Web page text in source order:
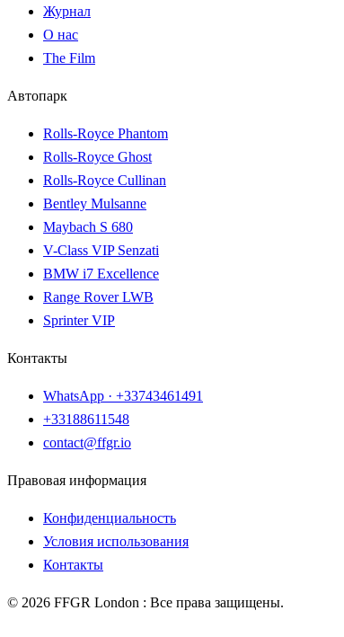
Журнал
О нас
The Film
Автопарк
Rolls-Royce Phantom
Rolls-Royce Ghost
Rolls-Royce Cullinan
Bentley Mulsanne
Maybach S 680
V-Class VIP Senzati
BMW i7 Excellence
Range Rover LWB
Sprinter VIP
Контакты
WhatsApp · +33743461491
+33188611548
contact@ffgr.io
Правовая информация
Конфиденциальность
Условия использования
Контакты
© 2026 FFGR London : Все права защищены.